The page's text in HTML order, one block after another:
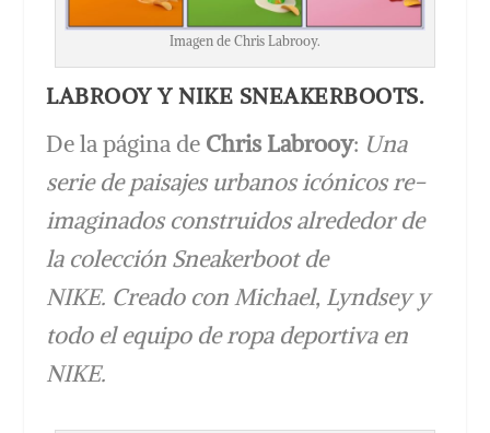
Imagen de Chris Labrooy.
LABROOY Y NIKE SNEAKERBOOTS.
De la página de Chris Labrooy: Una
serie de paisajes urbanos icónicos re-
imaginados construidos alrededor de
la colección Sneakerboot de
NIKE. Creado con Michael, Lyndsey y
todo el equipo de ropa deportiva en
NIKE.